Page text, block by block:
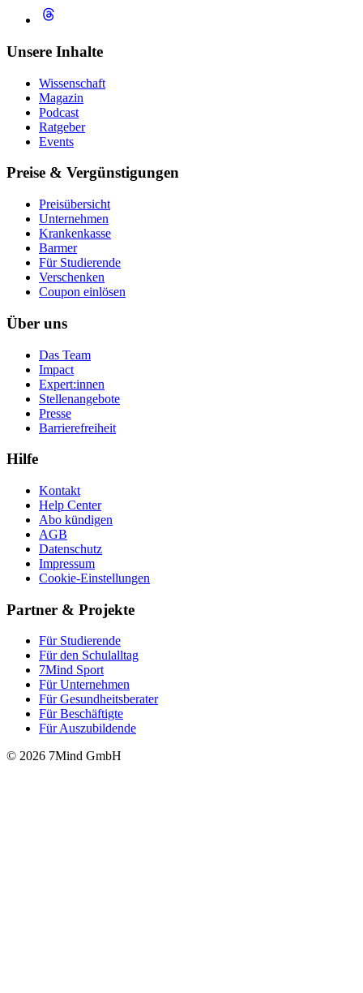
Unsere Inhalte
Wissenschaft
Magazin
Podcast
Ratgeber
Events
Preise & Vergünstigungen
Preisübersicht
Unternehmen
Krankenkasse
Barmer
Für Studierende
Ver­schen­ken
Coupon einlösen
Über uns
Das Team
Impact
Expert:innen
Stellenangebote
Presse
Barrierefreiheit
Hilfe
Kontakt
Help Center
Abo kündigen
AGB
Datenschutz
Impressum
Cookie-Einstellungen
Partner & Projekte
Für Stu­die­rende
Für den Schulalltag
7Mind Sport
Für Unter­neh­men
Für Gesund­heits­be­ra­ter
Für Beschäftigte
Für Auszubildende
© 2026 7Mind GmbH